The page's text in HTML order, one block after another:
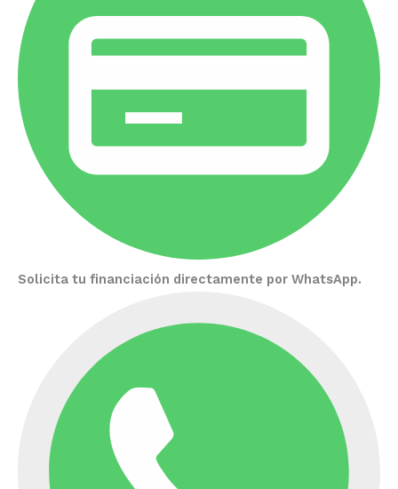
Solicita tu financiación directamente por WhatsApp.